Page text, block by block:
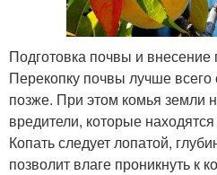
Подготовка почвы и внесение
Перекопку почвы лучше
позже. При этом комья земли
вредители, которые
Копать следует лопатой,
позволит влаге проникнуть к